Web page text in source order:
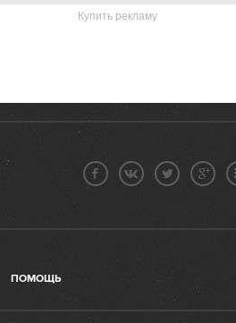
Купить рекламу
ПОМОЩЬ